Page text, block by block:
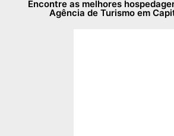
Encontre as melhores
Agência de Turismo em